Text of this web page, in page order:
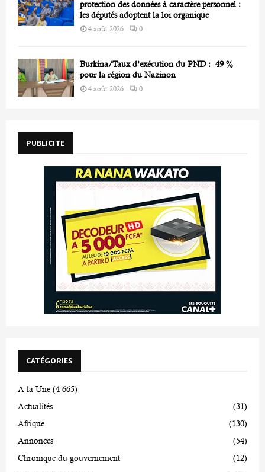
protection des données à caractère personnel :
les députés adoptent la loi organique
4 août 2026 0
Burkina/Taux d’exécution du PND : 49 %
pour la région du Nazinon
4 août 2026 0
PUBLICITE
CATÉGORIES
A la Une (4 665)
Actualités
(31)
Afrique
(130)
Annonces
(54)
Chronique du gouvernement
(12)